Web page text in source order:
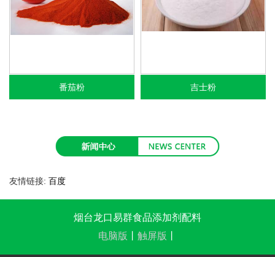
番茄粉 吉士粉
友情链接: 百度
烟台龙口易群食品添加剂配料
电脑版
触屏版